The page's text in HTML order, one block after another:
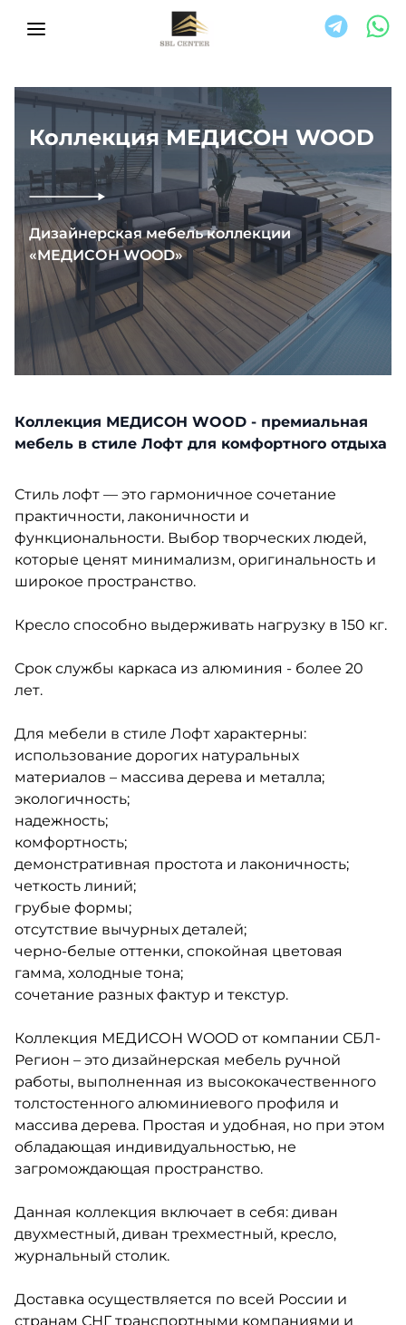
Коллекция МЕДИСОН WOOD
Дизайнерская мебель коллекции
«МЕДИСОН WOOD»
Коллекция МЕДИСОН WOOD - премиальная
мебель в стиле Лофт для комфортного отдыха
Стиль лофт — это гармоничное сочетание
практичности, лаконичности и
функциональности. Выбор творческих людей,
которые ценят минимализм, оригинальность и
широкое пространство.
Кресло способно выдерживать нагрузку в 150 кг.
Срок службы каркаса из алюминия - более 20
лет.
Для мебели в стиле Лофт характерны:
использование дорогих натуральных
материалов – массива дерева и металла;
экологичность;
надежность;
комфортность;
демонстративная простота и лаконичность;
четкость линий;
грубые формы;
отсутствие вычурных деталей;
черно-белые оттенки, спокойная цветовая
гамма, холодные тона;
сочетание разных фактур и текстур.
Коллекция МЕДИСОН WOOD от компании СБЛ-
Регион – это дизайнерская мебель ручной
работы, выполненная из высококачественного
толстостенного алюминиевого профиля и
массива дерева. Простая и удобная, но при этом
обладающая индивидуальностью, не
загромождающая пространство.
Данная коллекция включает в себя: диван
двухместный, диван трехместный, кресло,
журнальный столик.
Доставка осуществляется по всей России и
странам СНГ транспортными компаниями и